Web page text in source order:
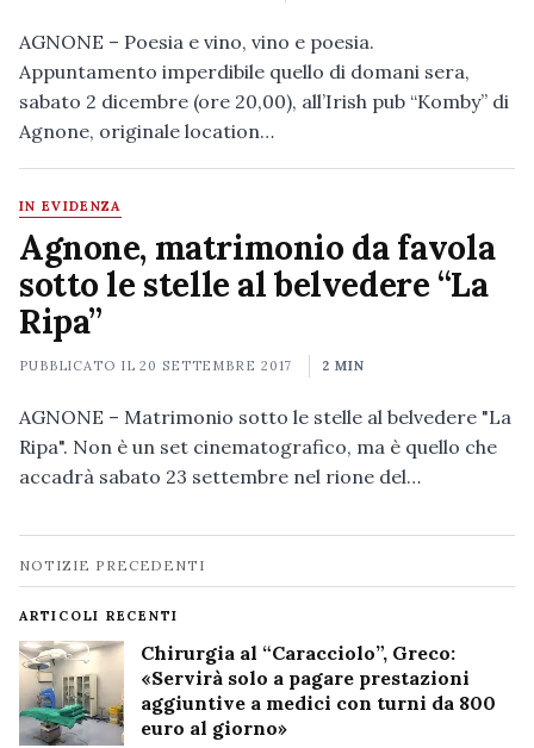
AGNONE – Poesia e vino, vino e poesia.
Appuntamento imperdibile quello di domani sera,
sabato 2 dicembre (ore 20,00), all’Irish pub “Komby” di
Agnone, originale location…
IN EVIDENZA
Agnone, matrimonio da favola
sotto le stelle al belvedere “La
Ripa”
PUBBLICATO IL20 SETTEMBRE 2017 2 MIN
AGNONE – Matrimonio sotto le stelle al belvedere "La
Ripa". Non è un set cinematografico, ma è quello che
accadrà sabato 23 settembre nel rione del…
Navigazione
notizie
NOTIZIE PRECEDENTI
ARTICOLI RECENTI
Chirurgia al “Caracciolo”, Greco:
«Servirà solo a pagare prestazioni
aggiuntive a medici con turni da 800
euro al giorno»